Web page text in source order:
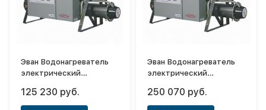
Эван Водонагреватель
электрический
125 230 руб.
Эван Водонагреватель
электрический
250 070 руб.